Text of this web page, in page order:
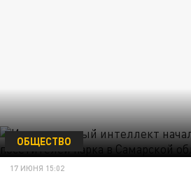
ОБЩЕСТВО
17 ИЮНЯ 15:02